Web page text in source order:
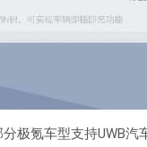
极氪车型支持UWB汽